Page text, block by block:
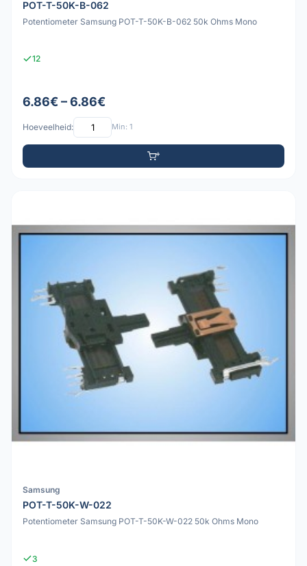
POT-T-50K-B-062
Potentiometer Samsung POT-T-50K-B-062 50k Ohms Mono
12
6.86€ – 6.86€
Hoeveelheid: Min: 1
Samsung
POT-T-50K-W-022
Potentiometer Samsung POT-T-50K-W-022 50k Ohms Mono
3